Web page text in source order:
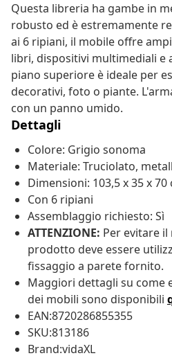
Questa libreria ha gambe in
robusto ed è estremamente
ai 6 ripiani, il mobile offre
libri, dispositivi multimediali
piano superiore è ideale per
decorativi, foto o piante.
con un panno umido.
Dettagli
Colore: Grigio sonoma
Materiale: Truciolato,
Dimensioni: 103,5 x 35 x 70
Con 6 ripiani
Assemblaggio richiesto: Sì
ATTENZIONE: Per evitare
prodotto deve essere
fissaggio a parete fornito.
Maggiori dettagli su come
dei mobili sono disponibili
EAN:8720286855355
SKU:813186
Brand:vidaXL